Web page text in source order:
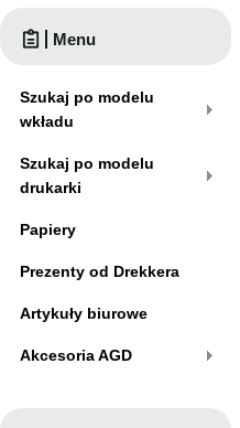
Menu
Szukaj po modelu
wkładu
Szukaj po modelu
drukarki
Papiery
Prezenty od Drekkera
Artykuły biurowe
Akcesoria AGD